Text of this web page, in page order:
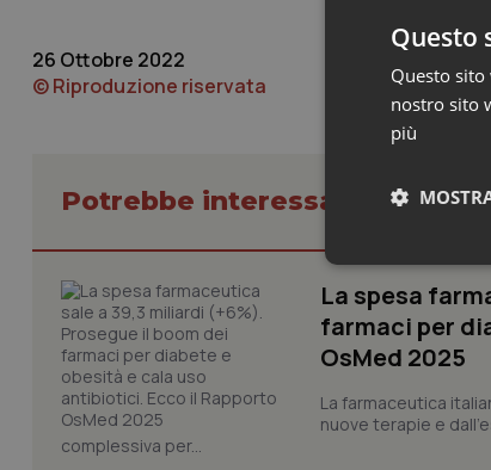
26 Ottobre 2022
© Riproduzione riservata
Potrebbe interessarti in
La spesa
farmaci per
OsMed 2025
La farmaceutica
nuove terapie e
complessiva per...
Questo
Questo
nostro sito
più